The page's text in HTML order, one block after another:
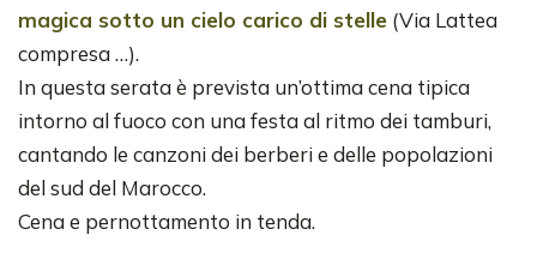
magica sotto un cielo carico di stelle (Via Lattea
compresa …).
In questa serata è prevista un’ottima cena tipica
intorno al fuoco con una festa al ritmo dei tamburi,
cantando le canzoni dei berberi e delle popolazioni
del sud del Marocco.
Cena e pernottamento in tenda.